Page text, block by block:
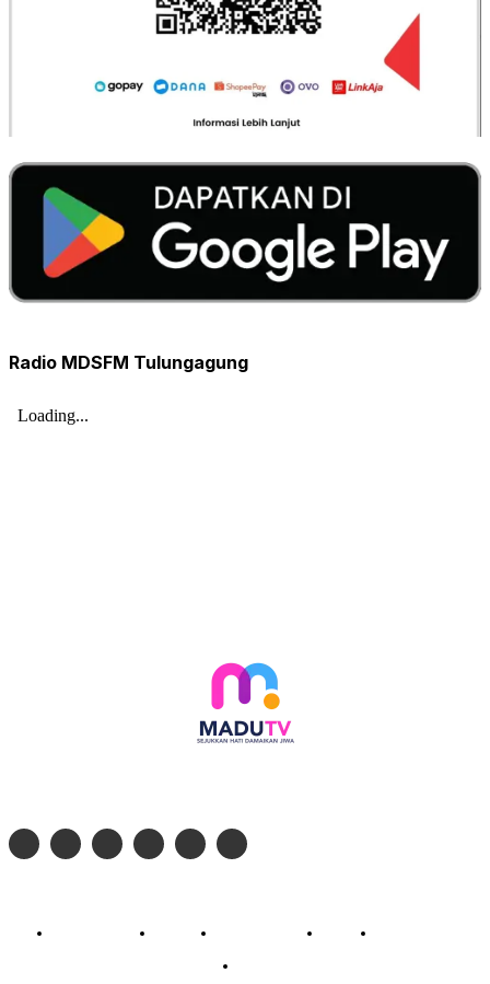
Radio MDSFM Tulungagung
Profil Madu TV Redaksi Pedoman Siber Kontak